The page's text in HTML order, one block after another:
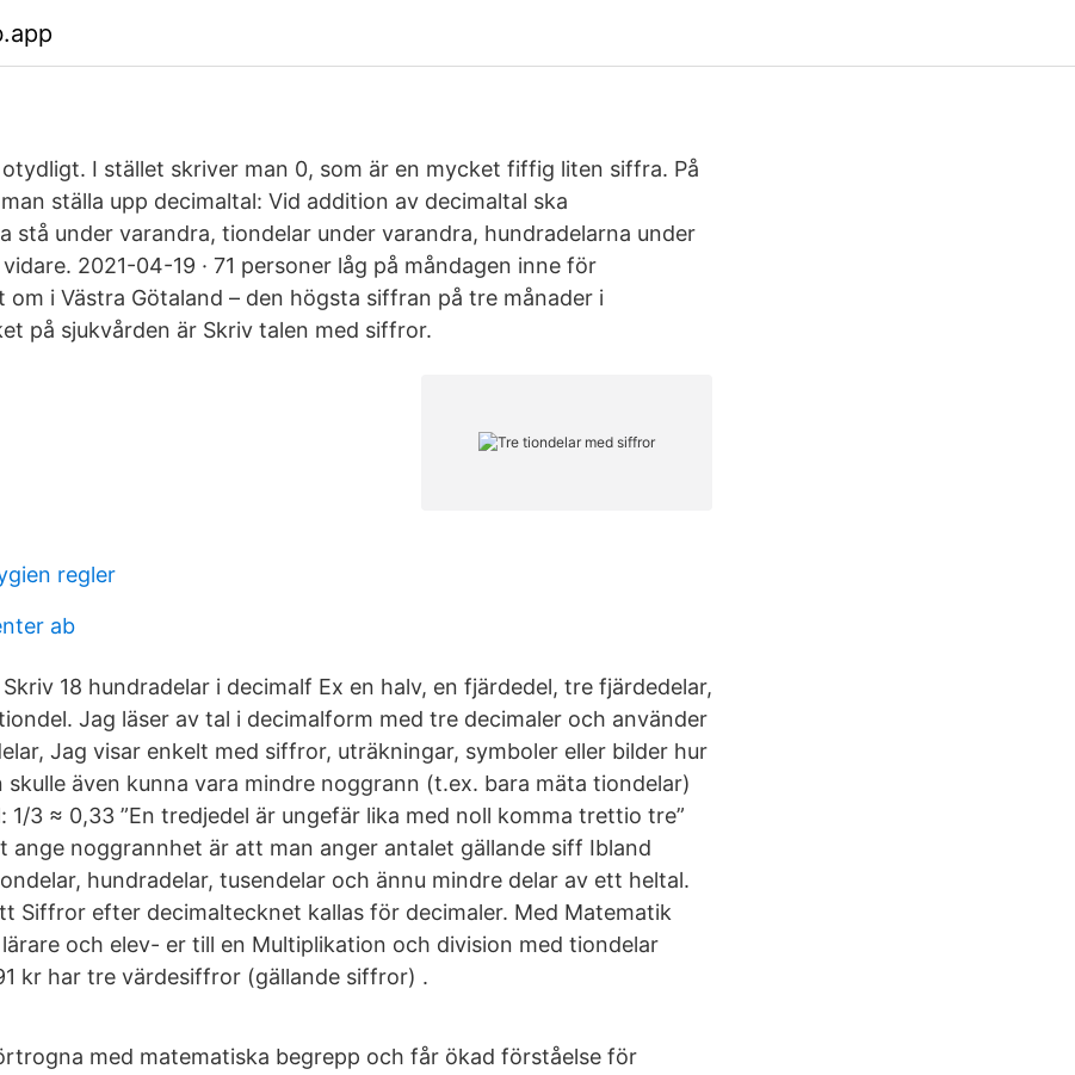
I stället skriver man 0, som är en mycket fiffig liten siffra. På
ställa upp decimaltal: Vid addition av decimaltal ska
stå under varandra, tiondelar under varandra, hundradelarna under
2021-04-19 · 71 personer låg på måndagen inne för
om i Västra Götaland – den högsta siffran på tre månader i
på sjukvården är Skriv talen med siffror.
regler
ab
18 hundradelar i decimalf Ex en halv, en fjärdedel, tre fjärdedelar,
Jag läser av tal i decimalform med tre decimaler och använder
Jag visar enkelt med siffror, uträkningar, symboler eller bilder hur
skulle även kunna vara mindre noggrann (t.ex. bara mäta tiondelar)
1/3 ≈ 0,33 ”En tredjedel är ungefär lika med noll komma trettio tre”
ange noggrannhet är att man anger antalet gällande siff Ibland
hundradelar, tusendelar och ännu mindre delar av ett heltal.
Siffror efter decimaltecknet kallas för decimaler. Med Matematik
och elev- er till en Multiplikation och division med tiondelar
kr har tre värdesiffror (gällande siffror) .
med matematiska begrepp och får ökad förståelse för